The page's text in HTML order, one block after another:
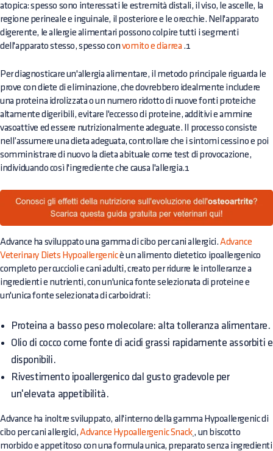
atopica: spesso sono interessati le estremità distali, il viso, le ascelle, la
regione perineale e inguinale, il posteriore e le orecchie. Nell'apparato
digerente, le allergie alimentari possono colpire tutti i segmenti
dell'apparato stesso, spesso con vomito e diarrea .1
Per diagnosticare un'allergia alimentare, il metodo principale riguarda le
prove con diete di eliminazione, che dovrebbero idealmente includere
una proteina idrolizzata o un numero ridotto di nuove fonti proteiche
altamente digeribili, evitare l'eccesso di proteine, additivi e ammine
vasoattive ed essere nutrizionalmente adeguate. Il processo consiste
nell’assumere una dieta adeguata, controllare che i sintomi cessino e poi
somministrare di nuovo la dieta abituale come test di provocazione,
individuando così l'ingrediente che causa l'allergia.1
Advance ha sviluppato una gamma di cibo per cani allergici. Advance
Veterinary Diets Hypoallergenicè un alimento dietetico ipoallergenico
completo per cuccioli e cani adulti, creato per ridurre le intolleranze a
ingredienti e nutrienti, con un'unica fonte selezionata di proteine e
un'unica fonte selezionata di carboidrati:
Proteina a basso peso molecolare: alta tolleranza alimentare.
Olio di cocco come fonte di acidi grassi rapidamente assorbiti e
disponibili.
Rivestimento ipoallergenico dal gusto gradevole per
un'elevata appetibilità.
Advance ha inoltre sviluppato, all'interno della gamma Hypoallergenic di
cibo per cani allergici, Advance Hypoallergenic Snack, un biscotto
morbido e appetitoso con una formula unica, preparato senza ingredienti